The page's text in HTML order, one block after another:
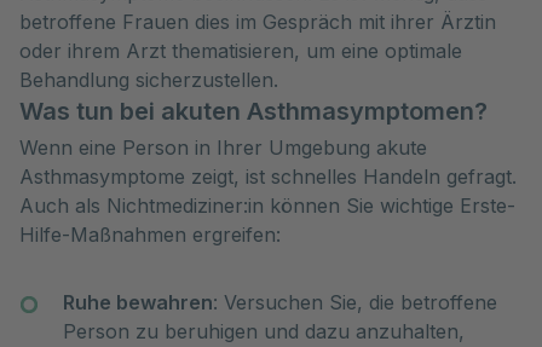
betroffene Frauen dies im Gespräch mit ihrer Ärztin
oder ihrem Arzt thematisieren, um eine optimale
Behandlung sicherzustellen.
Was tun bei akuten Asthmasymptomen?
Wenn eine Person in Ihrer Umgebung akute
Asthmasymptome zeigt, ist schnelles Handeln gefragt.
Auch als Nichtmediziner:in können Sie wichtige Erste-
Hilfe-Maßnahmen ergreifen:
Ruhe bewahren: Versuchen Sie, die betroffene
Person zu beruhigen und dazu anzuhalten,